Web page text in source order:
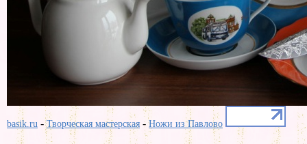
basik.ru -Творческая мастерская -Ножи из Павлово